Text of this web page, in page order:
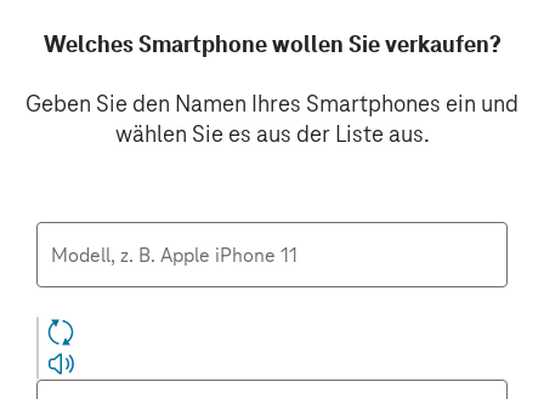
Ankauf
Welches Smartphone wollen Sie verkaufen?
Geben Sie den Namen Ihres Smartphones ein und
wählen Sie es aus der Liste aus.
Modell, z. B. Apple iPhone 11